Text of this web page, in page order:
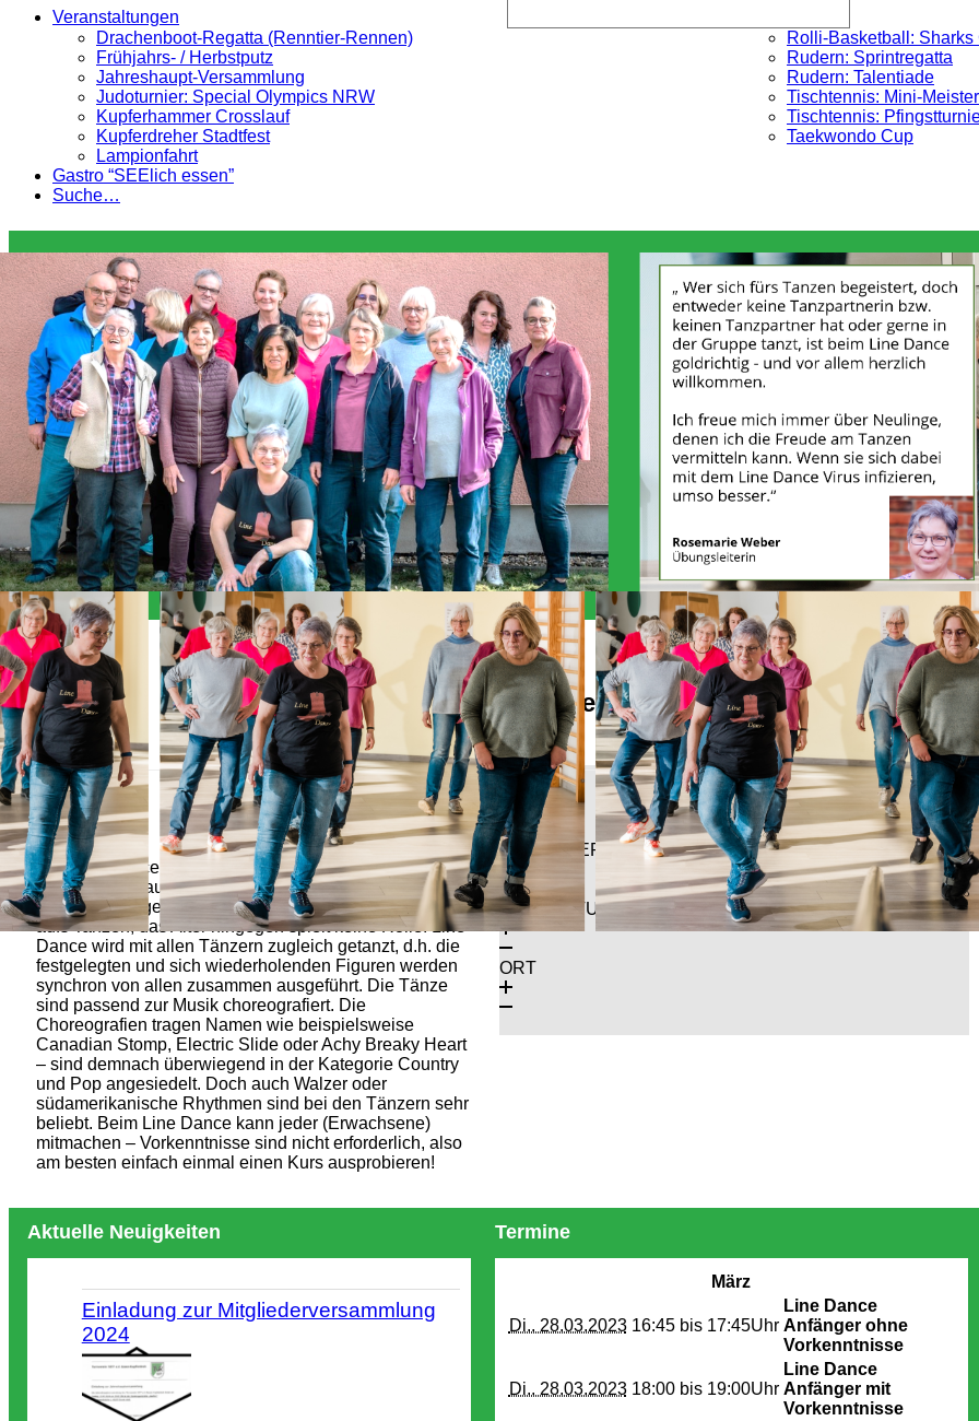
Veranstaltungen
Drachenboot-Regatta (Renntier-Rennen)
Frühjahrs- / Herbstputz
Jahreshaupt-Versammlung
Judoturnier: Special Olympics NRW
Kupferhammer Crosslauf
Kupferdreher Stadtfest
Lampionfahrt
Rolli-Basketball: Sharks
Rudern: Sprintregatta
Rudern: Talentiade
Tischtennis: Mini-
Tischtennis:
Taekwondo Cup
Gastro “SEElich essen”
Suche…
Alles Wichtige auf einen Blick
Allgemein
Der Line-Dance Kurs eignet sich für jeden, der zwei
Füße hat und auf 8 zählen kann. Weitere
Voraussetzungen sind die Freude am Lernen und Lust
aufs Tanzen, das Alter hingegen spielt keine Rolle. Line
Dance wird mit allen Tänzern zugleich getanzt, d.h. die
festgelegten und sich wiederholenden Figuren werden
synchron von allen zusammen ausgeführt. Die Tänze
sind passend zur Musik choreografiert. Die
Choreografien tragen Namen wie beispielsweise
Canadian Stomp, Electric Slide oder Achy Breaky Heart
– sind demnach überwiegend in der Kategorie Country
und Pop angesiedelt. Doch auch Walzer oder
südamerikanische Rhythmen sind bei den Tänzern sehr
beliebt. Beim Line Dance kann jeder (Erwachsene)
mitmachen – Vorkenntnisse sind nicht erforderlich, also
am besten einfach einmal einen Kurs ausprobieren!
Kompaktinfo
ZIEL-/ALTERSGRUPPEN
AUSRÜSTUNG
ORT
Aktuelle Neuigkeiten
Einladung zur Mitgliederversammlung
2024
Termine
März
Di.. 28.03.2023 16:45 bis 17:45Uhr
Line Dance
Anfänger ohne
Vorkenntnisse
Di.. 28.03.2023 18:00 bis 19:00Uhr
Line Dance
Anfänger mit
Vorkenntnisse